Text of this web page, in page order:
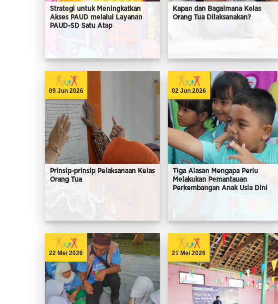
Strategi untuk Meningkatkan
Akses PAUD melalui Layanan
PAUD-SD Satu Atap
Kapan dan Bagaimana Kelas
Orang Tua Dilaksanakan?
09 Jun 2026
Prinsip-prinsip Pelaksanaan Kelas
Orang Tua
02 Jun 2026
Tiga Alasan Mengapa Perlu
Melakukan Pemantauan
Perkembangan Anak Usia Dini
22 Mei 2026 21 Mei 2026